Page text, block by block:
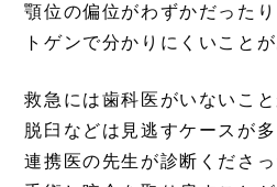
顎位の偏位がわずかだった
トゲンで分かりにくいことが
救急には歯科医がいないこ
脱臼などは見逃すケースが
連携医の先生が診断くださ